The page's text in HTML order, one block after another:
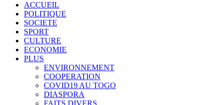
ACCUEIL
POLITIQUE
SOCIETE
SPORT
CULTURE
ECONOMIE
PLUS
ENVIRONNEMENT
COOPERATION
COVID19 AU TOGO
DIASPORA
FAITS DIVERS